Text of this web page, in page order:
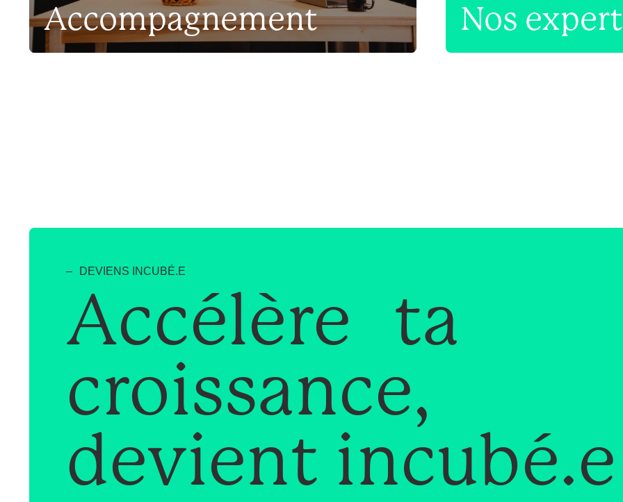
Accompagnement Nos
DEVIENS INCUBÉ.E
Accélère ta
croissance,
devient incubé.e